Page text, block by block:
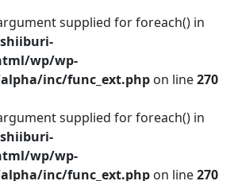
supplied for foreach() in
wp/wp-
inc/func_ext.php on line270
supplied for foreach() in
wp/wp-
inc/func_ext.php on line270